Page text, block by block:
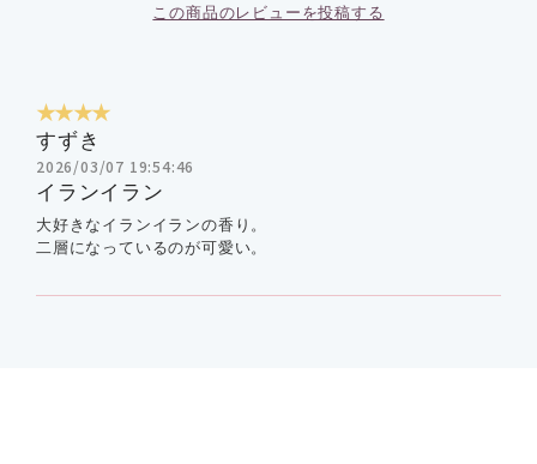
この商品のレビューを投稿する
★★★★
すずき
2026/03/07 19:54:46
イランイラン
大好きなイランイランの香り。
二層になっているのが可愛い。